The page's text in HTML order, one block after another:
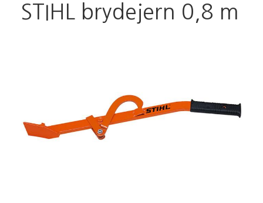
STIHL brydejern 0,8 m